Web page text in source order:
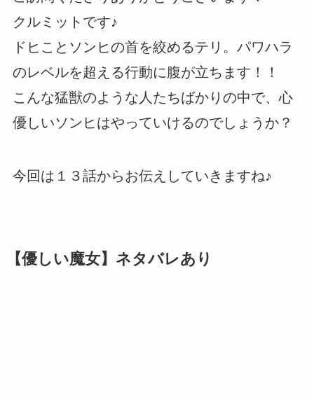
クルミットです♪
ドヒことソンヒの首を絞めるテリ。パワハラ
のレベルを超える行動に腹が立ちます！！
こんな猛獣のような人たちばかりの中で、心
優しいソンヒはやっていけるのでしょうか？
今回は１３話からお伝えしていきますね♪
【優しい魔女】ネタバレあり